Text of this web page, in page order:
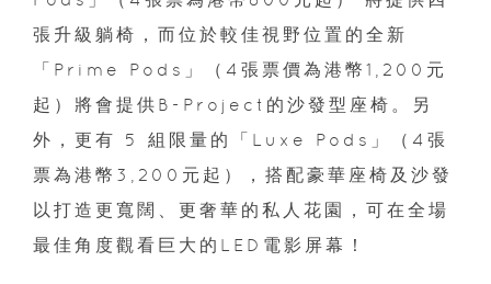
張升級躺椅，而位於較佳視野位置的全新
「Prime Pods」（4張票價為港幣1,200元
起）將會提供B-Project的沙發型座椅。另
外，更有 5 組限量的「Luxe Pods」（4張
票為港幣3,200元起），搭配豪華座椅及沙發
以打造更寬闊、更奢華的私人花園，可在全場
最佳角度觀看巨大的LED電影屏幕！